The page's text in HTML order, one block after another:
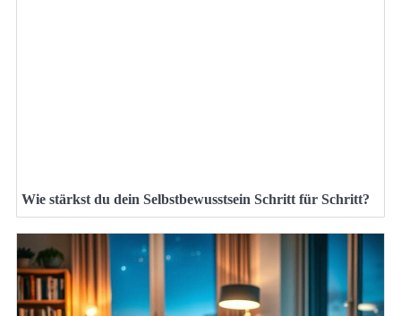
Wie stärkst du dein Selbstbewusstsein Schritt für Schritt?